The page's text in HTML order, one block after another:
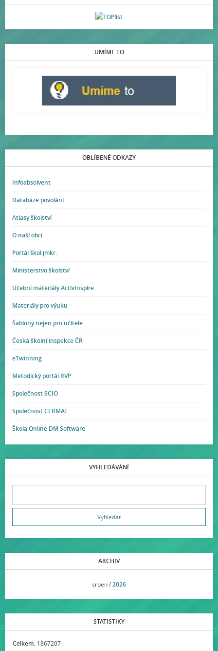
UMÍME TO
OBLÍBENÉ ODKAZY
Infoabsolvent
Databáze povolání
Atlasy školství
O naší obci
Portál škol jmkr.
Ministerstvo školství
Učební materiály ActivInspire
Materiály pro výuku
Šablony nejen pro učitele
Česká školní inspekce ČR
eTwinning
Metodický portál RVP
Společnost SCIO
Společnost CERMAT
Škola Online DM Software
VYHLEDÁVÁNÍ
ARCHIV
srpen /2026
STATISTIKY
Celkem: 1867207